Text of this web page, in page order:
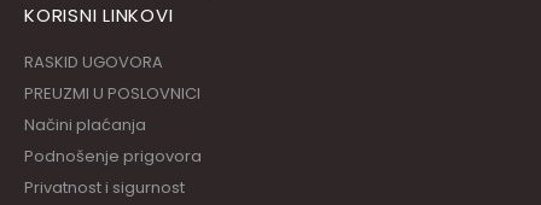
KORISNI LINKOVI
RASKID UGOVORA
PREUZMI U POSLOVNICI
Načini plaćanja
Podnošenje prigovora
Privatnost i sigurnost